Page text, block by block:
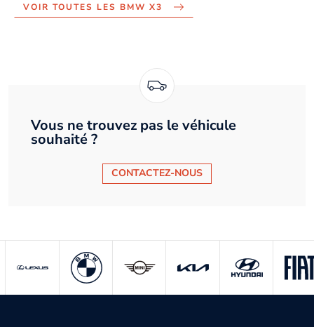
VOIR TOUTES LES BMW X3
Vous ne trouvez pas le véhicule
souhaité ?
CONTACTEZ-NOUS